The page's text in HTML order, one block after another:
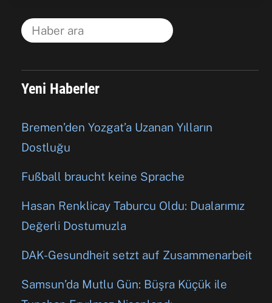
Yeni Haberler
Bremen’den Yozgat’a Uzanan Yılların
Dostluğu
Fußball braucht keine Sprache
Hasan Renklicay Taburcu Oldu: Dualarımız
Değerli Dostumuzla
DAK-Gesundheit setzt auf Zusammenarbeit
Samsun’da Mutlu Gün: Büşra Küçük ile